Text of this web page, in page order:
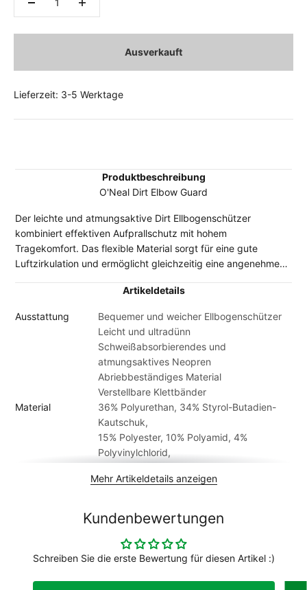
Ausverkauft
Lieferzeit: 3-5 Werktage
Produktbeschreibung
O'Neal Dirt Elbow Guard
Der leichte und atmungsaktive Dirt Ellbogenschützer
kombiniert effektiven Aufprallschutz mit hohem
Tragekomfort. Das flexible Material sorgt für eine gute
Luftzirkulation und ermöglicht gleichzeitig eine angenehme
sich der Schützer individuell anpassen und bietet eine
Fahrbewegungen. Damit eignet er sich ideal für den Einsatz
Artikeldetails
Ausstattung
Bequemer und weicher Ellbogenschützer
Leicht und ultradünn
Schweißabsorbierendes und
atmungsaktives Neopren
Abriebbeständiges Material
Verstellbare Klettbänder
Material
36% Polyurethan, 34% Styrol-Butadien-
Kautschuk,
15% Polyester, 10% Polyamid, 4%
Polyvinylchlorid,
Erwachsene
Mehr Artikeldetails anzeigen
Kundenbewertungen
Schreiben Sie die erste Bewertung für diesen Artikel :)